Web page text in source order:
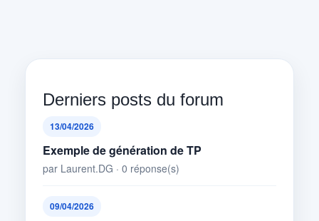
Derniers posts du forum
13/04/2026
Exemple de génération de TP
par Laurent.DG · 0 réponse(s)
09/04/2026